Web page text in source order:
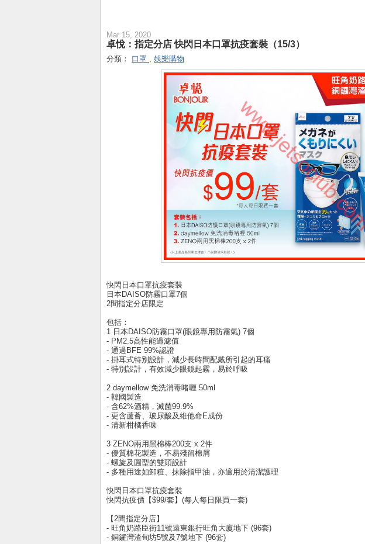
Mar 15, 2020
卓悅：指定分店 快閃日本口罩抗疫套裝（15/3）
分類： 口罩 , 娛樂購物
快閃日本口罩抗疫套裝
日本DAISO防霧口罩7個
2間指定分店限定
包括：
1 日本DAISO防霧口罩(眼鏡專用防霧氣) 7個
- PM2.5高性能過濾值
- 通過BFE 99%認證
- 掛耳式特別設計，減少長時間配戴所引起的耳痛
- 特別設計，有效減少眼鏡起霧，易於呼吸
2 daymellow 免洗消毒啫喱 50ml
- 韓國製造
- 含62%酒精，滅菌99.9%
- 更含蘆薈、玻尿酸及維他命E成份
- 清新柑橘香味
3 ZENO兩用黑棉棒200支 x 2件
- 優質棉花製造，不易殘留棉屑
- 螺旋及圓型的雙頭設計
- 多種用途如卸粧、抹除指甲油，亦適用於清潔護理
快閃日本口罩抗疫套裝
快閃抗疫價【$99/套】(每人每日限買一套)
【2間指定分店】
- 旺角奶路臣街11號遠東銀行旺角大廈地下 (96套)
- 銅鑼灣渣甸坊5號及7號地下 (96套)